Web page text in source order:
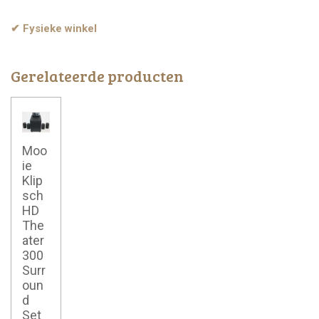
✔ Fysieke winkel
Gerelateerde producten
Moo
ie
Klip
sch
HD
The
ater
300
Surr
oun
d
Set